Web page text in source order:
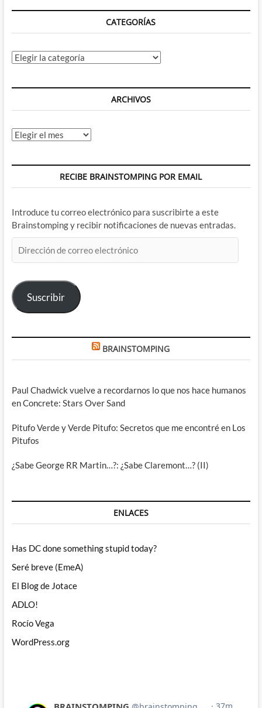
CATEGORÍAS
Categorías
ARCHIVOS
Archivos
RECIBE BRAINSTOMPING POR EMAIL
Introduce tu correo electrónico para suscribirte a este
Brainstomping y recibir notificaciones de nuevas entradas.
de
electrónico
Suscribir
BRAINSTOMPING
Paul Chadwick vuelve a recordarnos lo que nos hace humanos
en Concrete: Stars Over Sand
Pitufo Verde y Verde Pitufo: Secretos que me encontré en Los
Pitufos
¿Sabe George RR Martin…?: ¿Sabe Claremont…? (II)
ENLACES
Has DC done something stupid today?
Seré breve (EmeA)
El Blog de Jotace
ADLO!
Rocío Vega
WordPress.org